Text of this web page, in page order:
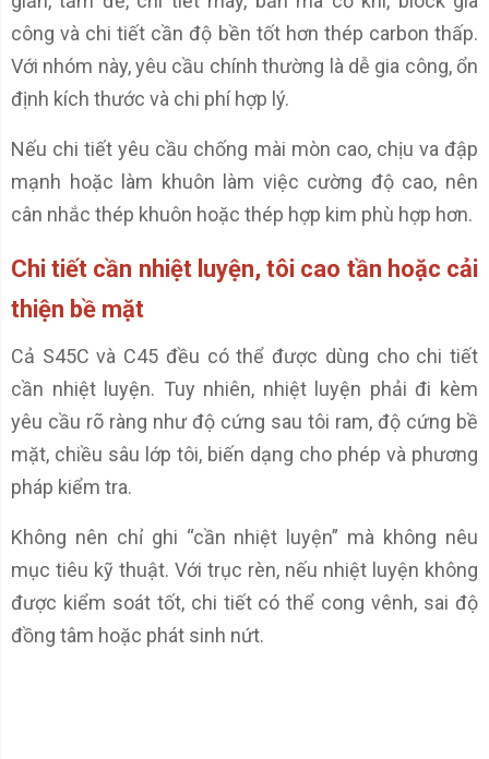
công và chi tiết cần độ bền tốt hơn thép carbon thấp.
Với nhóm này, yêu cầu chính thường là dễ gia công, ổn
định kích thước và chi phí hợp lý.
Nếu chi tiết yêu cầu chống mài mòn cao, chịu va đập
mạnh hoặc làm khuôn làm việc cường độ cao, nên
cân nhắc thép khuôn hoặc thép hợp kim phù hợp hơn.
Chi tiết cần nhiệt luyện, tôi cao tần hoặc cải
thiện bề mặt
Cả S45C và C45 đều có thể được dùng cho chi tiết
cần nhiệt luyện. Tuy nhiên, nhiệt luyện phải đi kèm
yêu cầu rõ ràng như độ cứng sau tôi ram, độ cứng bề
mặt, chiều sâu lớp tôi, biến dạng cho phép và phương
pháp kiểm tra.
Không nên chỉ ghi “cần nhiệt luyện” mà không nêu
mục tiêu kỹ thuật. Với trục rèn, nếu nhiệt luyện không
được kiểm soát tốt, chi tiết có thể cong vênh, sai độ
đồng tâm hoặc phát sinh nứt.